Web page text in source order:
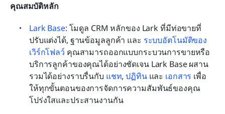
คุณสมบัติหลัก
Lark Base: โมดูล CRM หลักของ Lark ที่มีท่อขายที่
ปรับแต่งได้, ฐานข้อมูลลูกค้า และ ระบบอัตโนมัติของ
เวิร์กโฟลว์ คุณสามารถออกแบบกระบวนการขายหรือ
บริการลูกค้าของคุณได้อย่างชัดเจน Lark Base ผสาน
รวมได้อย่างราบรื่นกับ แชท, ปฏิทิน และ เอกสาร เพื่อ
ให้ทุกขั้นตอนของการจัดการความสัมพันธ์ของคุณ
โปร่งใสและประสานงานกัน